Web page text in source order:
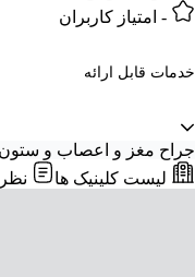
- امتیاز کاربران
خدمات قابل ارائه
جراح مغز و اعصاب و
لیست کلینیک ها